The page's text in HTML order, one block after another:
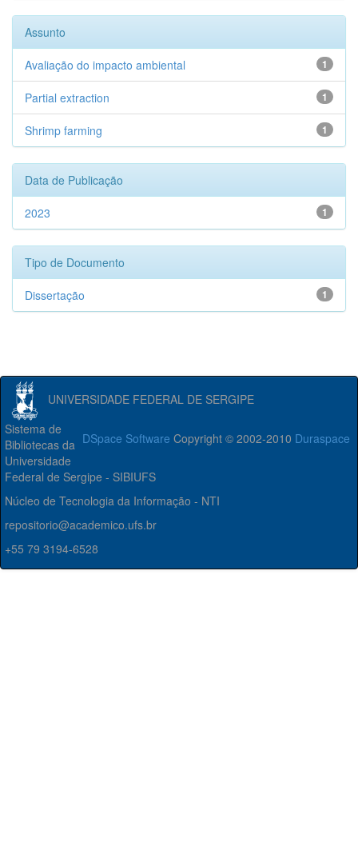
Assunto
1
Avaliação do impacto ambiental
1
Partial extraction
1
Shrimp farming
Data de Publicação
1
2023
Tipo de Documento
1
Dissertação
UNIVERSIDADE FEDERAL DE SERGIPE
DSpace Software Copyright © 2002-2010 Duraspace
Sistema de
Bibliotecas da
Universidade
Federal de Sergipe - SIBIUFS
Núcleo de Tecnologia da Informação - NTI
repositorio@academico.ufs.br
+55 79 3194-6528